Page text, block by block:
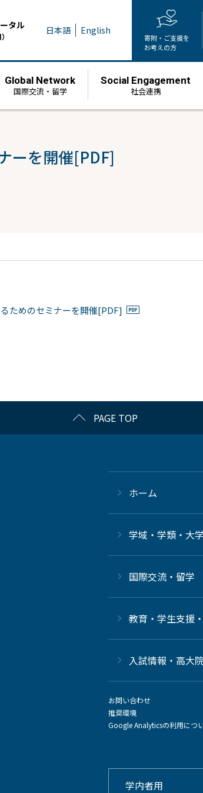
タル 日本語 English
寄附・ご支援を
お考えの方
Global Network
国際交流・留学
Social Engagement
社会連携
ーを開催[PDF]
ためのセミナーを開催[PDF]
PAGE TOP
ホーム
学域・学類・大
国際交流・留学
教育・学生支援
⼊試情報・高大
お問い合わせ
推奨環境
Google Analyticsの利用につ
学内者用